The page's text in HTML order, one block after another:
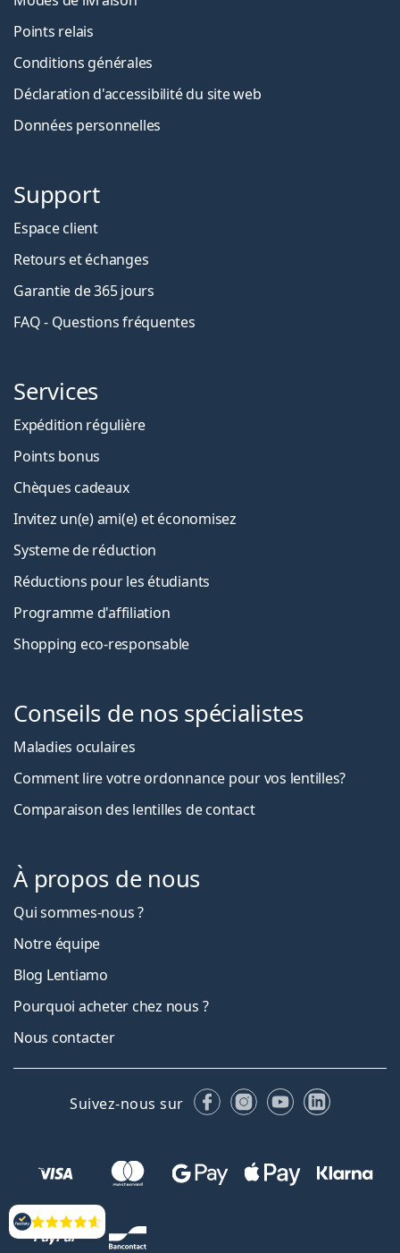
Évaluation
Points relais
Conditions générales
Déclaration d'accessibilité du site web
Données personnelles
Support
Espace client
Retours et échanges
Garantie de 365 jours
FAQ - Questions fréquentes
Services
Expédition régulière
Points bonus
Chèques cadeaux
Invitez un(e) ami(e) et économisez
Systeme de réduction
Réductions pour les étudiants
Programme d'affiliation
Shopping eco-responsable
Conseils de nos spécialistes
Maladies oculaires
Comment lire votre ordonnance pour vos lentilles?
Comparaison des lentilles de contact
À propos de nous
Qui sommes-nous ?
Notre équipe
Blog Lentiamo
Pourquoi acheter chez nous ?
Nous contacter
Suivez-nous sur FacebookInstagram
YouTubeLinkedIn